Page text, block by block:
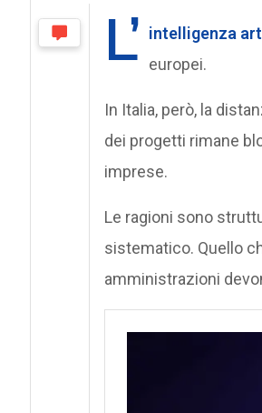
L’ intelligenza
europei.
In Italia, però, la
dei progetti rimane
imprese.
Le ragioni sono
sistematico. Quello
amministrazioni